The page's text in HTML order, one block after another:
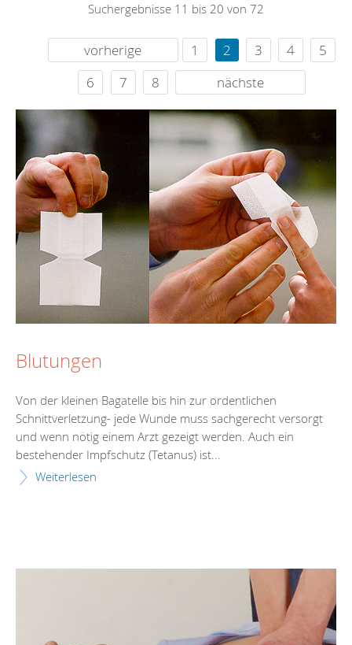
Suchergebnisse 11 bis 20 von 72
vorherige 1 2 3 4
5
6
7 8 nächste
Blutungen
Von der kleinen Bagatelle bis hin zur ordentlichen
Schnittverletzung- jede Wunde muss sachgerecht versorgt
und wenn nötig einem Arzt gezeigt werden. Auch ein
bestehender Impfschutz (Tetanus) ist...
Weiterlesen